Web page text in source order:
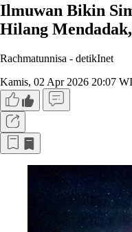
Ilmuwan Bikin
Hilang
Rachmatunnisa - detikInet
Kamis, 02 Apr 2026 20:07